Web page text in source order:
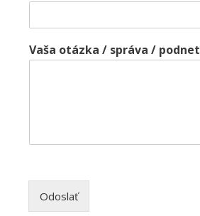
Vaša otázka / správa / podnet
Odoslať